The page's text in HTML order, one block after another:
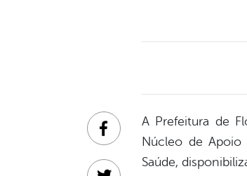
A Prefeitura de
Núcleo de Apoio
Saúde,
Facebook